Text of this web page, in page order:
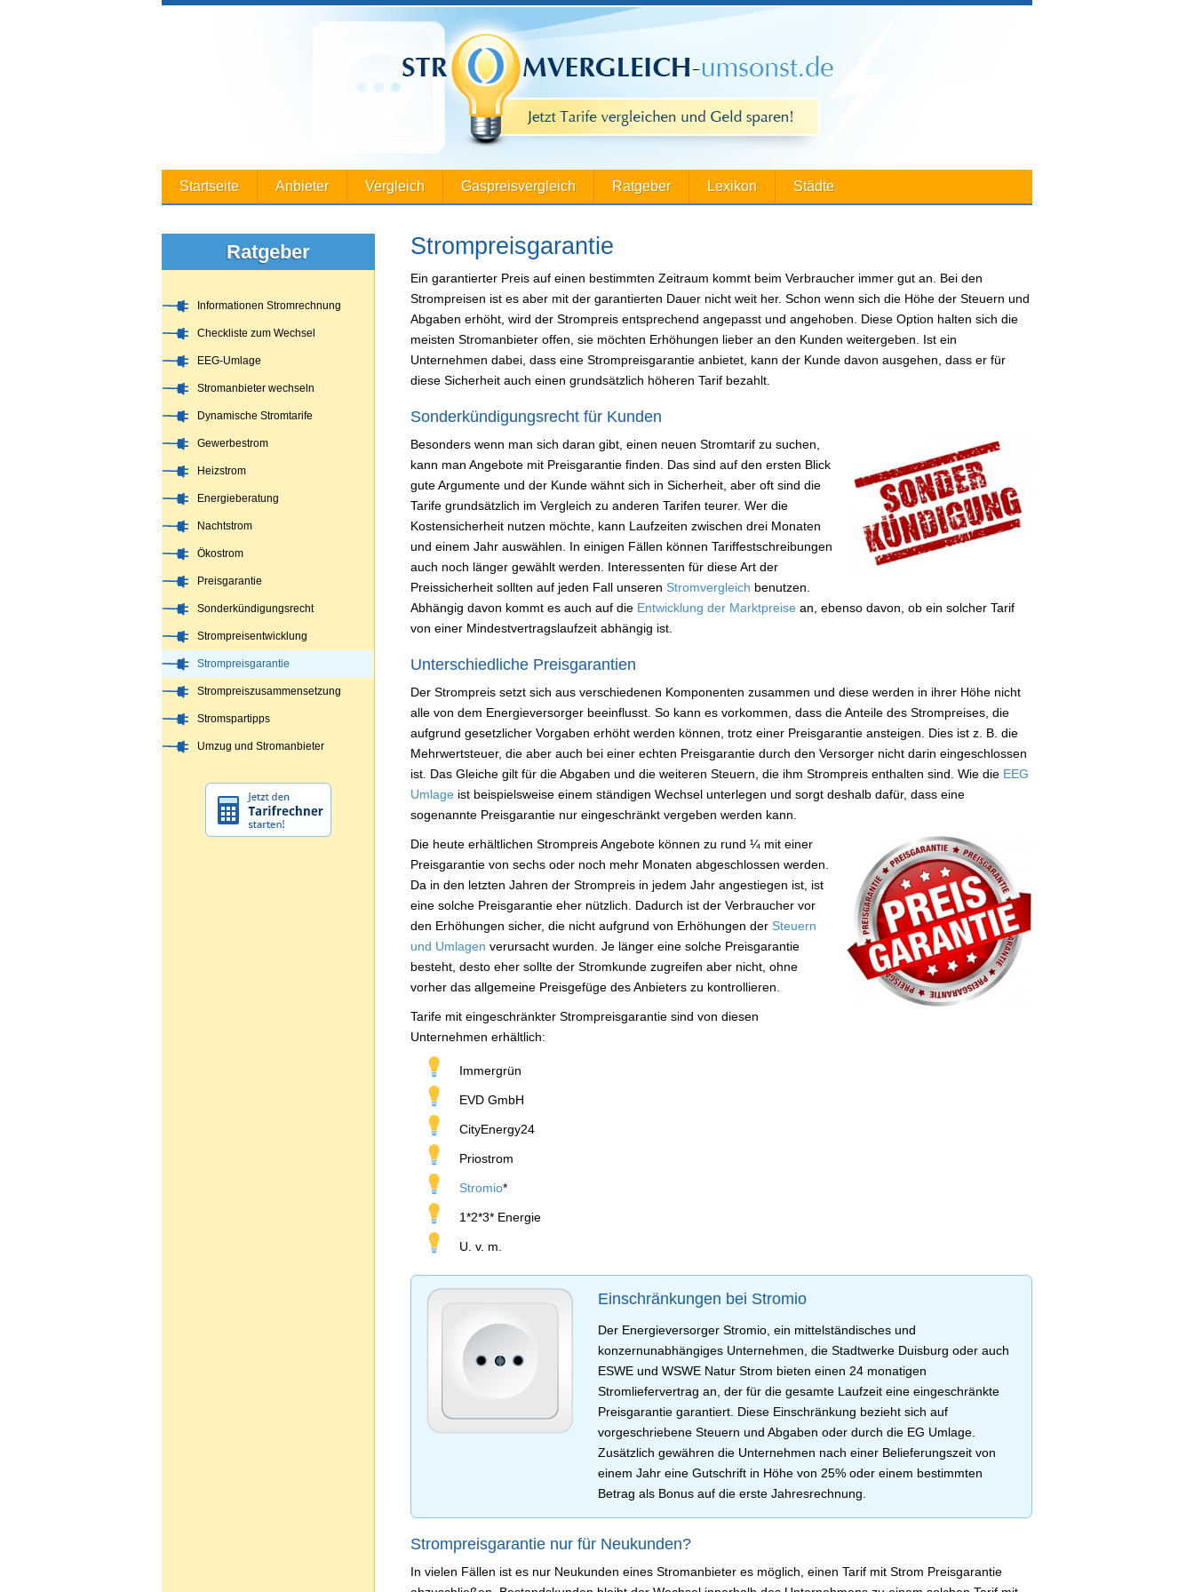
Startseite Anbieter Vergleich Gaspreisvergleich Ratgeber Lexikon Städte
Strompreisgarantie
Ein garantierter Preis auf einen bestimmten Zeitraum kommt beim Verbraucher immer gut an. Bei den
Strompreisen ist es aber mit der garantierten Dauer nicht weit her. Schon wenn sich die Höhe der Steuern und
Abgaben erhöht, wird der Strompreis entsprechend angepasst und angehoben. Diese Option halten sich die
meisten Stromanbieter offen, sie möchten Erhöhungen lieber an den Kunden weitergeben. Ist ein
Unternehmen dabei, dass eine Strompreisgarantie anbietet, kann der Kunde davon ausgehen, dass er für
diese Sicherheit auch einen grundsätzlich höheren Tarif bezahlt.
Sonderkündigungsrecht für Kunden
Besonders wenn man sich daran gibt, einen neuen Stromtarif zu suchen,
kann man Angebote mit Preisgarantie finden. Das sind auf den ersten Blick
gute Argumente und der Kunde wähnt sich in Sicherheit, aber oft sind die
Tarife grundsätzlich im Vergleich zu anderen Tarifen teurer. Wer die
Kostensicherheit nutzen möchte, kann Laufzeiten zwischen drei Monaten
und einem Jahr auswählen. In einigen Fällen können Tariffestschreibungen
auch noch länger gewählt werden. Interessenten für diese Art der
Preissicherheit sollten auf jeden Fall unseren Stromvergleich benutzen.
Abhängig davon kommt es auch auf die Entwicklung der Marktpreise an, ebenso davon, ob ein solcher Tarif
von einer Mindestvertragslaufzeit abhängig ist.
Unterschiedliche Preisgarantien
Der Strompreis setzt sich aus verschiedenen Komponenten zusammen und diese werden in ihrer Höhe nicht
alle von dem Energieversorger beeinflusst. So kann es vorkommen, dass die Anteile des Strompreises, die
aufgrund gesetzlicher Vorgaben erhöht werden können, trotz einer Preisgarantie ansteigen. Dies ist z. B. die
Mehrwertsteuer, die aber auch bei einer echten Preisgarantie durch den Versorger nicht darin eingeschlossen
ist. Das Gleiche gilt für die Abgaben und die weiteren Steuern, die ihm Strompreis enthalten sind. Wie die EEG
Umlage ist beispielsweise einem ständigen Wechsel unterlegen und sorgt deshalb dafür, dass eine
sogenannte Preisgarantie nur eingeschränkt vergeben werden kann.
Die heute erhältlichen Strompreis Angebote können zu rund ¼ mit einer
Preisgarantie von sechs oder noch mehr Monaten abgeschlossen werden.
Da in den letzten Jahren der Strompreis in jedem Jahr angestiegen ist, ist
eine solche Preisgarantie eher nützlich. Dadurch ist der Verbraucher vor
den Erhöhungen sicher, die nicht aufgrund von Erhöhungen der Steuern
und Umlagen verursacht wurden. Je länger eine solche Preisgarantie
besteht, desto eher sollte der Stromkunde zugreifen aber nicht, ohne
vorher das allgemeine Preisgefüge des Anbieters zu kontrollieren.
Tarife mit eingeschränkter Strompreisgarantie sind von diesen
Unternehmen erhältlich:
Immergrün
EVD GmbH
CityEnergy24
Priostrom
Stromio*
1*2*3* Energie
U. v. m.
Einschränkungen bei Stromio
Der Energieversorger Stromio, ein mittelständisches und
konzernunabhängiges Unternehmen, die Stadtwerke Duisburg oder auch
ESWE und WSWE Natur Strom bieten einen 24 monatigen
Stromliefervertrag an, der für die gesamte Laufzeit eine eingeschränkte
Preisgarantie garantiert. Diese Einschränkung bezieht sich auf
vorgeschriebene Steuern und Abgaben oder durch die EG Umlage.
Zusätzlich gewähren die Unternehmen nach einer Belieferungszeit von
einem Jahr eine Gutschrift in Höhe von 25% oder einem bestimmten
Betrag als Bonus auf die erste Jahresrechnung.
Strompreisgarantie nur für Neukunden?
In vielen Fällen ist es nur Neukunden eines Stromanbieter es möglich, einen Tarif mit Strom Preisgarantie
Ratgeber
Informationen Stromrechnung
Checkliste zum Wechsel
EEG-Umlage
Stromanbieter wechseln
Dynamische Stromtarife
Gewerbestrom
Heizstrom
Energieberatung
Nachtstrom
Ökostrom
Preisgarantie
Sonderkündigungsrecht
Strompreisentwicklung
Strompreisgarantie
Strompreiszusammensetzung
Stromspartipps
Umzug und Stromanbieter